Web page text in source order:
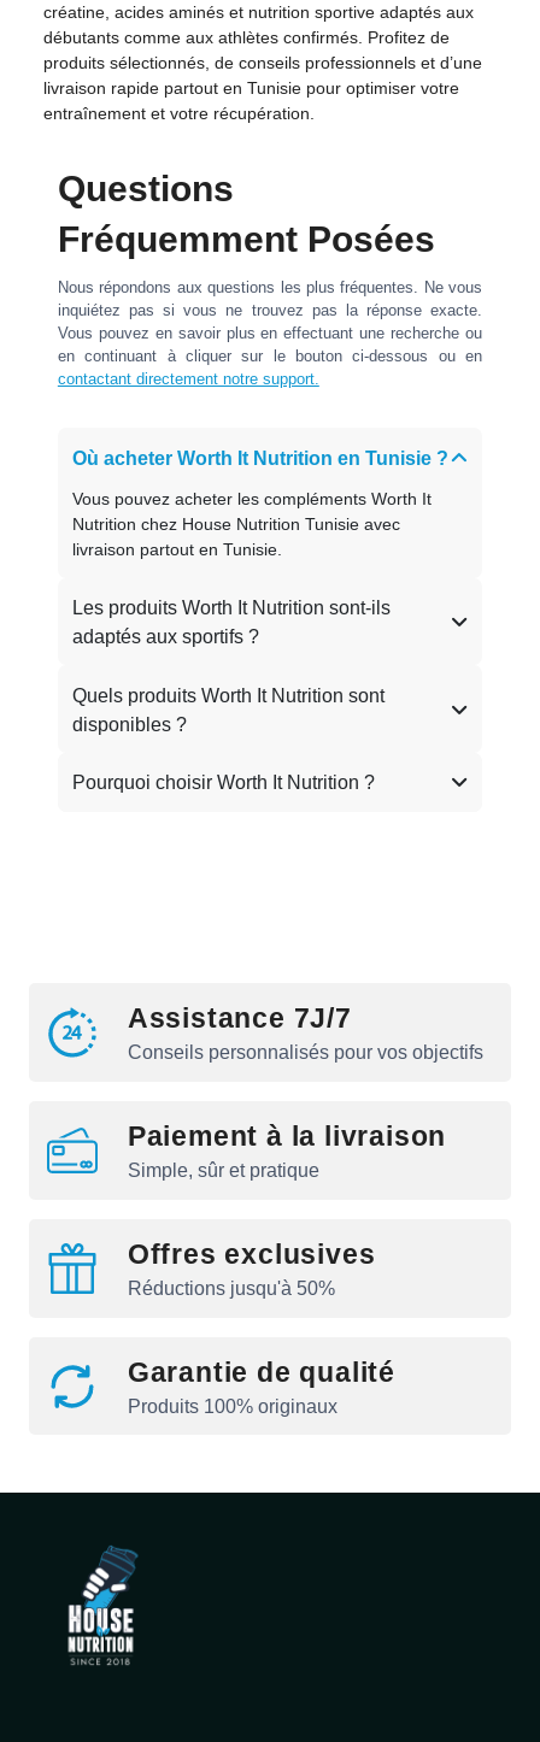
créatine, acides aminés et nutrition sportive adaptés aux
débutants comme aux athlètes confirmés. Profitez de
produits sélectionnés, de conseils professionnels et d’une
livraison rapide partout en Tunisie pour optimiser votre
entraînement et votre récupération.
Questions
Fréquemment Posées
Nous répondons aux questions les plus fréquentes. Ne vous
inquiétez pas si vous ne trouvez pas la réponse exacte.
Vous pouvez en savoir plus en effectuant une recherche ou
en continuant à cliquer sur le bouton ci-dessous ou en
contactant directement notre support.
Où acheter Worth It Nutrition en Tunisie ?
Vous pouvez acheter les compléments Worth It
Nutrition chez House Nutrition Tunisie avec
livraison partout en Tunisie.
Les produits Worth It Nutrition sont-ils
adaptés aux sportifs ?
Quels produits Worth It Nutrition sont
disponibles ?
Pourquoi choisir Worth It Nutrition ?
Assistance 7J/7
Conseils personnalisés pour vos objectifs
Paiement à la livraison
Simple, sûr et pratique
Offres exclusives
Réductions jusqu'à 50%
Garantie de qualité
Produits 100% originaux